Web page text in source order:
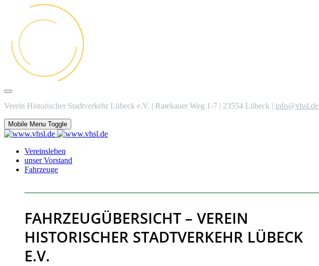
Verein Historischer Stadtverkehr Lübeck e.V. | Ratekauer Weg 1-7 | 23554 Lübeck | info@vhsl.de
Mobile Menu Toggle
Vereinsleben
unser Vorstand
Fahrzeuge
FAHRZEUGÜBERSICHT – VEREIN
HISTORISCHER STADTVERKEHR LÜBECK
E.V.